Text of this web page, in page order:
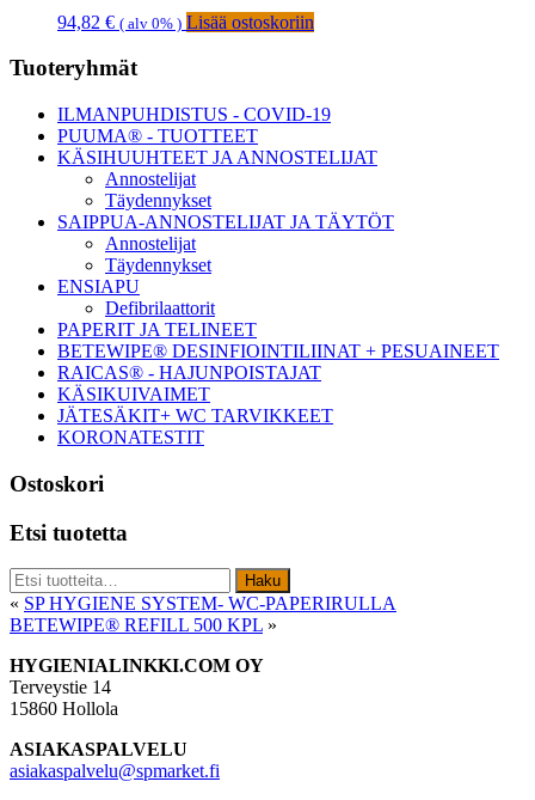
94,82 € ( alv 0% ) Lisää ostoskoriin
Ensisijainen
sivupalkki
Tuoteryhmät
ILMANPUHDISTUS - COVID-19
PUUMA® - TUOTTEET
KÄSIHUUHTEET JA ANNOSTELIJAT
Annostelijat
Täydennykset
SAIPPUA-ANNOSTELIJAT JA TÄYTÖT
Annostelijat
Täydennykset
ENSIAPU
Defibrilaattorit
PAPERIT JA TELINEET
BETEWIPE® DESINFIOINTILIINAT + PESUAINEET
RAICAS® - HAJUNPOISTAJAT
KÄSIKUIVAIMET
JÄTESÄKIT+ WC TARVIKKEET
KORONATESTIT
Ostoskori
Etsi tuotetta
Etsi: Haku
« SP HYGIENE SYSTEM- WC-PAPERIRULLA
BETEWIPE® REFILL 500 KPL »
Footer
HYGIENIALINKKI.COM OY
Terveystie 14
15860 Hollola
ASIAKASPALVELU
asiakaspalvelu@spmarket.fi